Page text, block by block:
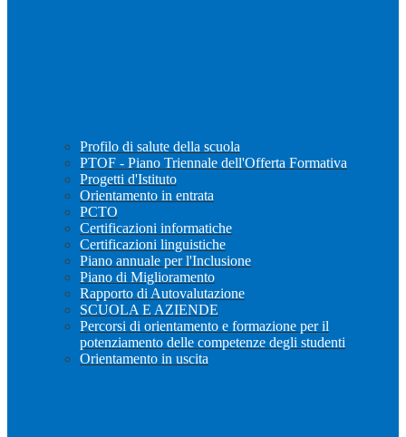
Profilo di salute della scuola
PTOF - Piano Triennale dell'Offerta Formativa
Progetti d'Istituto
Orientamento in entrata
PCTO
Certificazioni informatiche
Certificazioni linguistiche
Piano annuale per l'Inclusione
Piano di Miglioramento
Rapporto di Autovalutazione
SCUOLA E AZIENDE
Percorsi di orientamento e formazione per il
potenziamento delle competenze degli studenti
Orientamento in uscita